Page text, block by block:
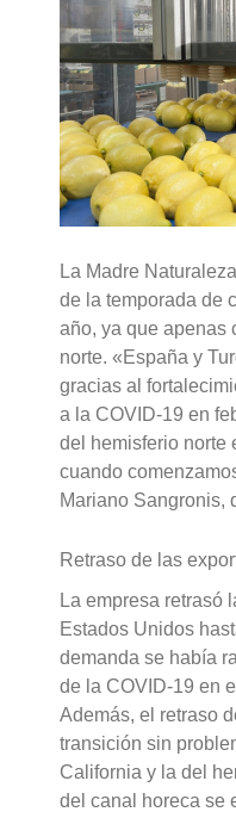
La Madre
de la temporada de
año, ya que apenas
norte. «España y
gracias al
a la COVID-19 en
del hemisferio norte
cuando
Mariano Sangronis,
Retraso de las
La empresa retrasó
Estados Unidos
demanda se había
de la COVID-19 en
Además, el retraso
transición sin
California y la del
del canal horeca se